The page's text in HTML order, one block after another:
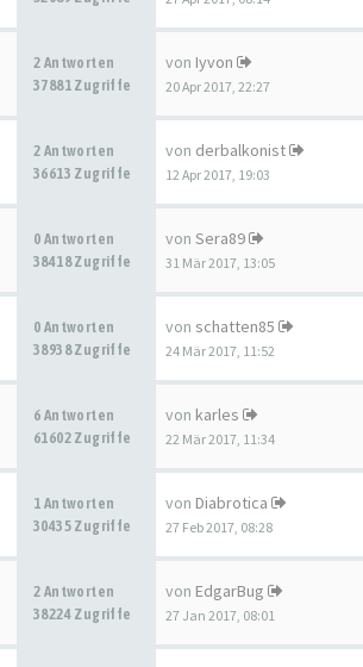
2 Antworten
37881 Zugriffe
von Iyvon
20 Apr 2017, 22:27
2 Antworten
36613 Zugriffe
von derbalkonist
12 Apr 2017, 19:03
0 Antworten
38418 Zugriffe
von Sera89
31 Mär 2017, 13:05
0 Antworten
38938 Zugriffe
von schatten85
24 Mär 2017, 11:52
6 Antworten
61602 Zugriffe
von karles
22 Mär 2017, 11:34
1 Antworten
30435 Zugriffe
von Diabrotica
27 Feb 2017, 08:28
2 Antworten
38224 Zugriffe
von EdgarBug
27 Jan 2017, 08:01